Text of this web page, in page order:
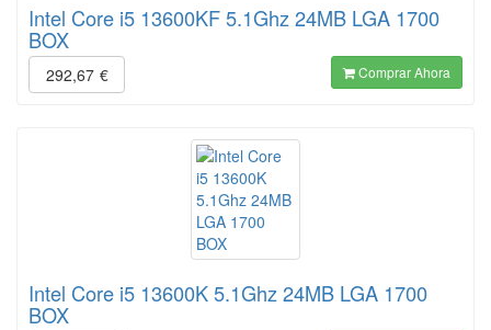
Intel Core i5 13600KF 5.1Ghz 24MB LGA 1700
BOX
292,67 € Comprar Ahora
Intel Core i5 13600K 5.1Ghz 24MB LGA 1700
BOX